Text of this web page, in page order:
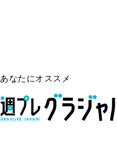
あなたにオススメ